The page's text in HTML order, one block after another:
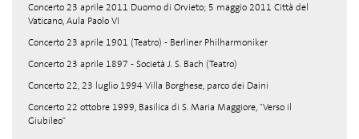
Concerto 23 aprile 2011 Duomo di Orvieto; 5 maggio 2011 Città del
Vaticano, Aula Paolo VI
Concerto 23 aprile 1901 (Teatro) - Berliner Philharmoniker
Concerto 23 aprile 1897 - Società J. S. Bach (Teatro)
Concerto 22, 23 luglio 1994 Villa Borghese, parco dei Daini
Concerto 22 ottobre 1999, Basilica di S. Maria Maggiore, "Verso il
Giubileo"